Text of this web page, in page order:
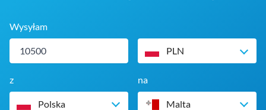
Wysyłam
PLN
z
Polska
na
Malta